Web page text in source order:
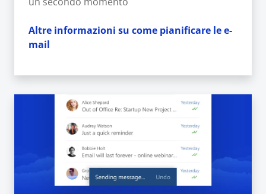
Altre informazioni su come pianificare le e-
mail